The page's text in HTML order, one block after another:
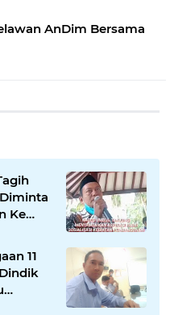
AnDim Bersama
Ke
11